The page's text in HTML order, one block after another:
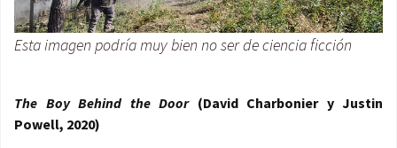
Esta imagen podría muy bien no ser de ciencia ficción
The Boy Behind the Door(David Charbonier y Justin
Powell, 2020)